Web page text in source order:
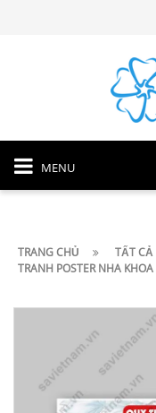
MENU
TRANG CHỦ
TẤT
TRANH POSTER NHA